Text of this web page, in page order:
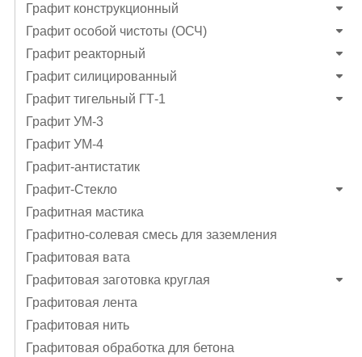
Графит конструкционный
Графит особой чистоты (ОСЧ)
Графит реакторный
Графит силицированный
Графит тигельный ГТ-1
Графит УМ-3
Графит УМ-4
Графит-антистатик
Графит-Стекло
Графитная мастика
Графитно-солевая смесь для заземления
Графитовая вата
Графитовая заготовка круглая
Графитовая лента
Графитовая нить
Графитовая обработка для бетона